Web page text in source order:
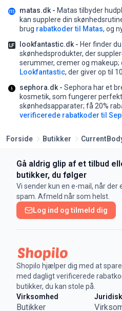
matas.dk - Matas tilbyder
kan supplere din
brug rabatkoder til Matas, og
lookfantastic.dk - Her finder
skønhedsprodukter, der
serummer, cremer og makeup;
Lookfantastic, der giver op til
sephora.dk - Sephora har et
kosmetik, som fungerer
skønhedsapparater; få 20%
verificerede rabatkoder til
Forside Butikker
Gå aldrig glip af et tilbud
butikker, du følger
Vi sender kun en e-mail, når der
spam. Afmeld når som helst.
Log ind og tilmeld dig
Shopilo hjælper dig med at
med dagligt verificerede
butikker, du kan stole på.
Virksomhed
Butikker
Juridisk